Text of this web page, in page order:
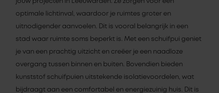
jouw projecten in Leeuwarden. Ze zorgen voor een
optimale lichtinval, waardoor je ruimtes groter en
uitnodigender aanvoelen. Dit is vooral belangrijk in een
stad waar ruimte soms beperkt is. Met een schuifpui geniet
je van een prachtig uitzicht en creëer je een naadloze
overgang tussen binnen en buiten. Bovendien bieden
kunststof schuifpuien uitstekende isolatievoordelen, wat
bijdraagt aan een comfortabel en energiezuinig huis. Dit is